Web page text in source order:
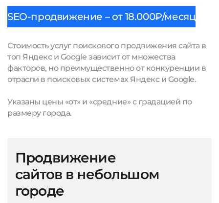
SEO-продвижение – от 18.000₽/месяц
Стоимость услуг поискового продвижения сайта в
топ Яндекс и Google зависит от множества
факторов, но преимущественно от конкуренции в
отрасли в поисковых системах Яндекс и Google.
Указаны цены «от» и «средние» с градацией по
размеру города.
Продвижение
сайтов в небольшом
городе